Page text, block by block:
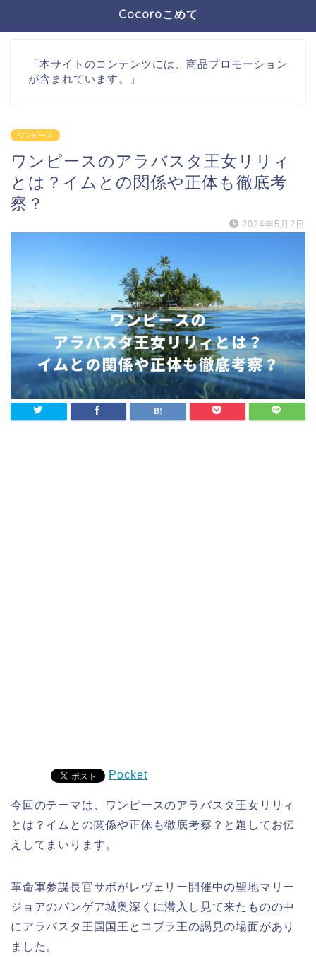
Cocoroこめて
「本サイトのコンテンツには、商品プロモーション
が含まれています。」
ワンピース
ワンピースのアラバスタ王女リリィ
とは？イムとの関係や正体も徹底考
察？
2024年5月2日
Pocket
今回のテーマは、ワンピースのアラバスタ王女リリィ
とは？イムとの関係や正体も徹底考察？と題してお伝
えしてまいります。
革命軍参謀長官サボがレヴェリー開催中の聖地マリー
ジョアのパンゲア城奥深くに潜入し見て来たものの中
にアラバスタ王国国王とコブラ王の謁見の場面があり
ました。